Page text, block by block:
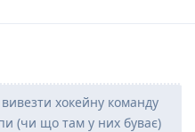
хокейну команду
(чи що там у них буває)